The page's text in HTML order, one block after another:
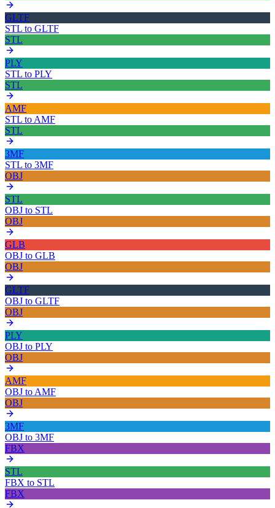
GLTF
STL to GLTF
STL
PLY
STL to PLY
STL
AMF
STL to AMF
STL
3MF
STL to 3MF
OBJ
STL
OBJ to STL
OBJ
GLB
OBJ to GLB
OBJ
GLTF
OBJ to GLTF
OBJ
PLY
OBJ to PLY
OBJ
AMF
OBJ to AMF
OBJ
3MF
OBJ to 3MF
FBX
STL
FBX to STL
FBX